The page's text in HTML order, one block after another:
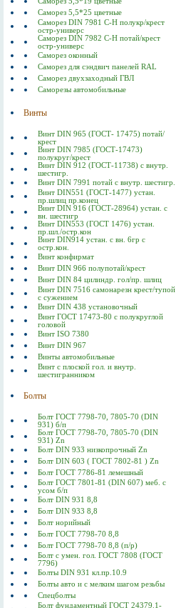
Саморез 5,5*25 цветные
Саморез DIN 7981 C-Н полукр/крест
остр-универс
Саморез DIN 7982 C-Н потай/крест
остр-универс
Саморез оконный
Саморез для сэндвич панелей RAL
Саморез двухзаходный ГВЛ
Саморезы автомобильные
Винты
Винт DIN 965 (ГОСТ- 17475) потай/
крест
Винт DIN 7985 (ГОСТ-17473)
полукруг/крест
Винт DIN 912 (ГОСТ-11738) с внутр.
шестигр.
Винт DIN 7991 потай с внутр. шестигр.
Винт DIN551 (ГОСТ-1477) устан.
пр.шлиц пр.конец
Винт DIN 916 (ГОСТ-28964) устан. с
вн. шестигр
Винт DIN553 (ГОСТ 1476) устан.
пр.шл./остр.кон
Винт DIN914 устан. с вн. 6гр с
остр.кон.
Винт конфирмат
Винт DIN 966 полупотай/крест
Винт DIN 84 цилиндр. гол/пр. шлиц
Винт DIN 7516 самонарезн крест/тупой
с сужением
Винт DIN 438 установочный
Винт ГОСТ 17473-80 c полукруглой
головой
Винт ISO 7380
Винт DIN 967
Винты автомобильные
Винт с плоской гол. и внутр.
шестигранником
Болты
Болт ГОСТ 7798-70, 7805-70 (DIN
931) б/п
Болт ГОСТ 7798-70, 7805-70 (DIN
931) Zn
Болт DIN 933 низкопрочный Zn
Болт DIN 603 ( ГОСТ 7802-81 ) Zn
Болт ГОСТ 7786-81 лемешный
Болт ГОСТ 7801-81 (DIN 607) меб. с
усом б/п
Болт DIN 931 8,8
Болт DIN 933 8,8
Болт норийный
Болт ГОСТ 7798-70 8,8
Болт ГОСТ 7798-70 8,8 (п/р)
Болт с умен. гол. ГОСТ 7808 (ГОСТ
7796)
Болты DIN 931 кл.пр.10.9
Болты авто и с мелким шагом резьбы
Спецболты
Болт фундаментный ГОСТ 24379.1-